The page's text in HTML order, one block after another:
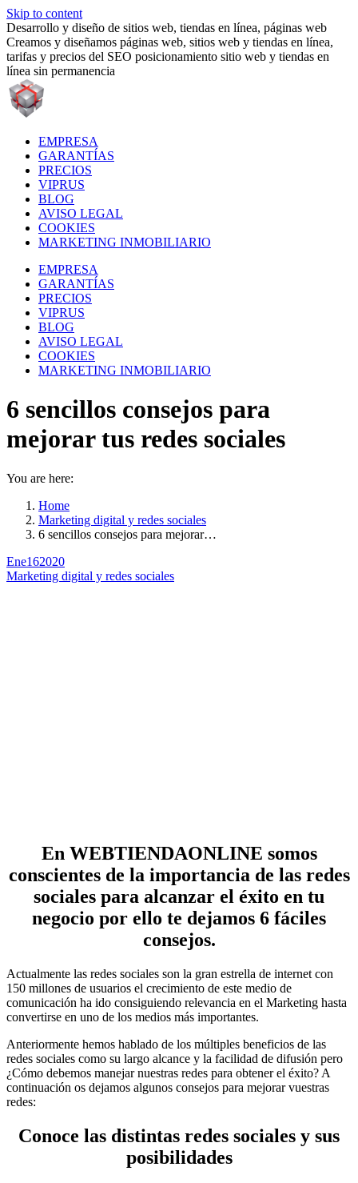
Skip to content
Desarrollo y diseño de sitios web, tiendas en línea, páginas web
Creamos y diseñamos páginas web, sitios web y tiendas en línea,
tarifas y precios del SEO posicionamiento sitio web y tiendas en
línea sin permanencia
EMPRESA
GARANTÍAS
PRECIOS
VIPRUS
BLOG
AVISO LEGAL
COOKIES
MARKETING INMOBILIARIO
EMPRESA
GARANTÍAS
PRECIOS
VIPRUS
BLOG
AVISO LEGAL
COOKIES
MARKETING INMOBILIARIO
6 sencillos consejos para
mejorar tus redes sociales
You are here:
Home
Marketing digital y redes sociales
6 sencillos consejos para mejorar…
Ene162020
Marketing digital y redes sociales
En WEBTIENDAONLINE somos
conscientes de la importancia de las redes
sociales para alcanzar el éxito en tu
negocio por ello te dejamos 6 fáciles
consejos.
Actualmente las redes sociales son la gran estrella de internet con
150 millones de usuarios el crecimiento de este medio de
comunicación ha ido consiguiendo relevancia en el Marketing hasta
convertirse en uno de los medios más importantes.
Anteriormente hemos hablado de los múltiples beneficios de las
redes sociales como su largo alcance y la facilidad de difusión pero
¿Cómo debemos manejar nuestras redes para obtener el éxito? A
continuación os dejamos algunos consejos para mejorar vuestras
redes:
Conoce las distintas redes sociales y sus
posibilidades